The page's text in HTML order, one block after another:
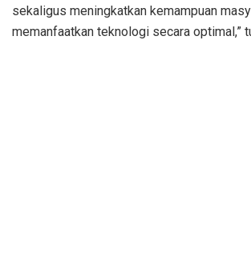
sekaligus meningkatkan kemampuan
memanfaatkan teknologi secara optimal,”